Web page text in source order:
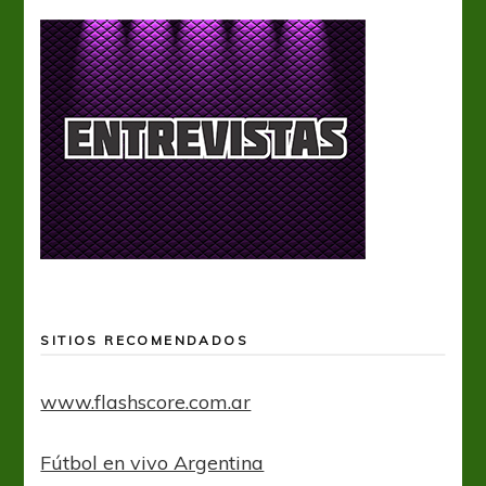
SITIOS RECOMENDADOS
www.flashscore.com.ar
Fútbol en vivo Argentina